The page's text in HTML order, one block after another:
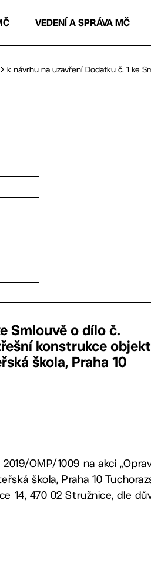
VEDENÍ A SPRÁVA MČ
k návrhu na uzavření Dodatku č. 1 ke
Smlouvě o dílo č.
konstrukce
škola, Praha 10
OMP/1009 na akci
škola, Praha 10
14, 470 02 Stružnice, dle